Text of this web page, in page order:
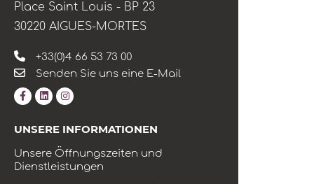
Place Saint Louis - BP 23
30220 AIGUES-MORTES
+33(0)4 66 53 73 00
Senden Sie uns eine E-Mail
UNSERE INFORMATIONEN
Unsere Öffnungszeiten und
Dienstleistungen